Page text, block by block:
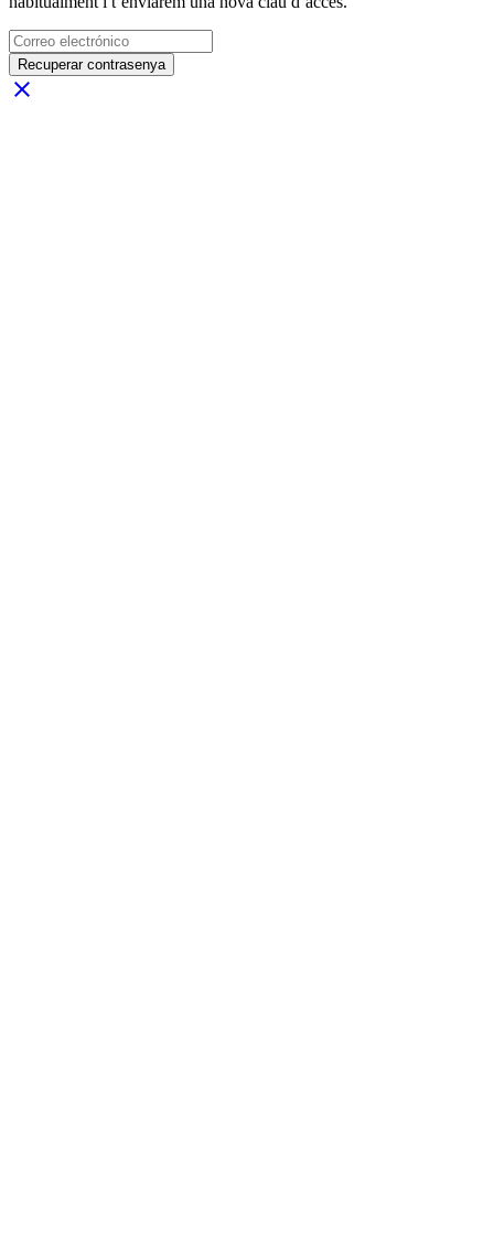
Recuperar contrasenya
close